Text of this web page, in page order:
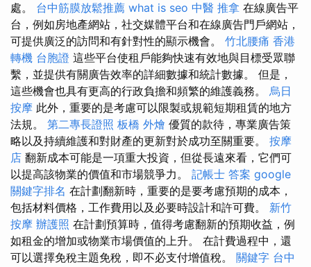
處。 台中筋膜放鬆推薦 what is seo 中醫 推拿 在線廣告平
台，例如房地產網站，社交媒體平台和在線廣告門戶網站，
可提供廣泛的訪問和有針對性的顯示機會。 竹北腰痛 香港
轉機 台胞證 這些平台使租戶能夠快速有效地與目標受眾聯
繫，並提供有關廣告效率的詳細數據和統計數據。 但是，
這些機會也具有更高的行政負擔和頻繁的維護義務。 烏日
按摩 此外，重要的是考慮可以限製或規範短期租賃的地方
法規。 第二專長證照 板橋 外燴 優質的款待，專業廣告策
略以及持續維護和對財產的更新對於成功至關重要。 按摩
店 翻新成本可能是一項重大投資，但從長遠來看，它們可
以提高該物業的價值和市場競爭力。 記帳士 答案 google
關鍵字排名 在計劃翻新時，重要的是要考慮預期的成本，
包括材料價格，工作費用以及必要時設計和許可費。 新竹
按摩 辦護照 在計劃預算時，值得考慮翻新的預期收益，例
如租金的增加或物業市場價值的上升。 在計費過程中，還
可以選擇免稅主題免稅，即不必支付增值稅。 關鍵字 台中